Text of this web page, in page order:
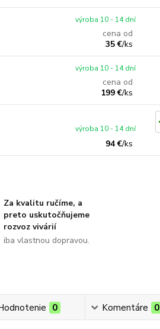
cena od
35 €/ks
výroba 10 - 14 dní
cena od
199 €/ks
výroba 10 - 14 dní
94 €/ks
výroba 10 - 14 dní
Za kvalitu ručíme, a
preto uskutočňujeme
rozvoz vivárií
iba vlastnou dopravou.
0 Komentáre 0